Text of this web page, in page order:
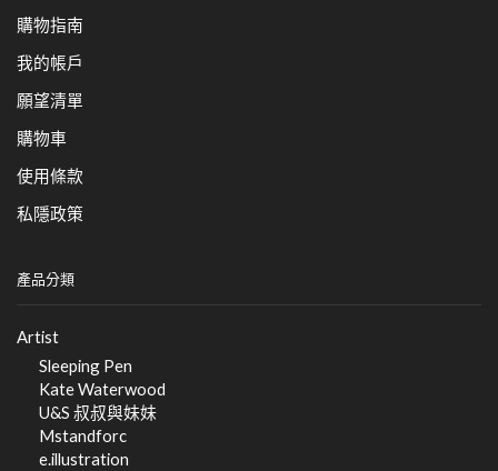
購物指南
我的帳戶
願望清單
購物車
使用條款
私隱政策
產品分類
Artist
Sleeping Pen
Kate Waterwood
U&S 叔叔與妹妹
Mstandforc
e.illustration